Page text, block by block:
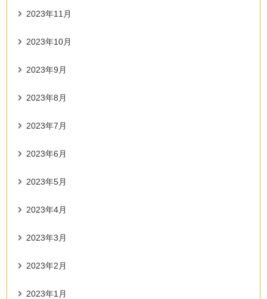
2023年11月
2023年10月
2023年9月
2023年8月
2023年7月
2023年6月
2023年5月
2023年4月
2023年3月
2023年2月
2023年1月